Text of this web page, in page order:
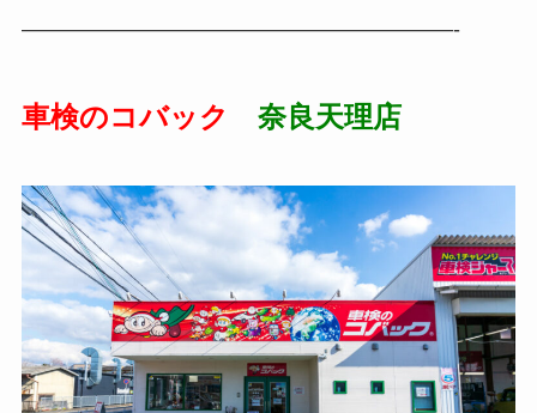
————————————————————-
車検のコバック 奈良天理店